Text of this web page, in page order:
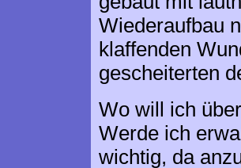
Wiederaufbau
klaffenden
gescheiterten
Wo will ich
Werde ich
wichtig, da